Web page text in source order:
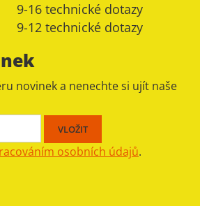
9-16 technické dotazy
9-12 technické dotazy
novinek a nenechte si ujít naše
osobních údajů.